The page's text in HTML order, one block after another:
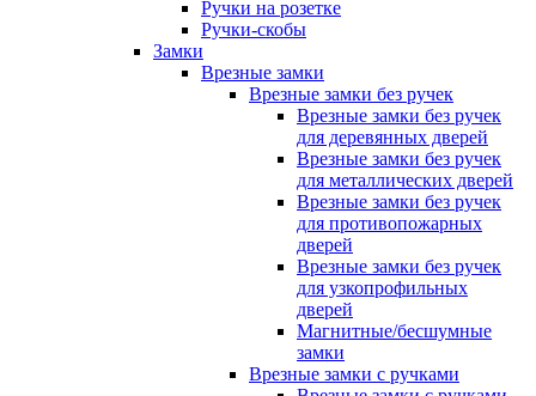
Ручки на розетке
Ручки-скобы
Замки
Врезные замки
Врезные замки без ручек
Врезные замки без ручек
для деревянных дверей
Врезные замки без ручек
для металлических дверей
Врезные замки без ручек
для противопожарных
дверей
Врезные замки без ручек
для узкопрофильных
дверей
Магнитные/бесшумные
замки
Врезные замки с ручками